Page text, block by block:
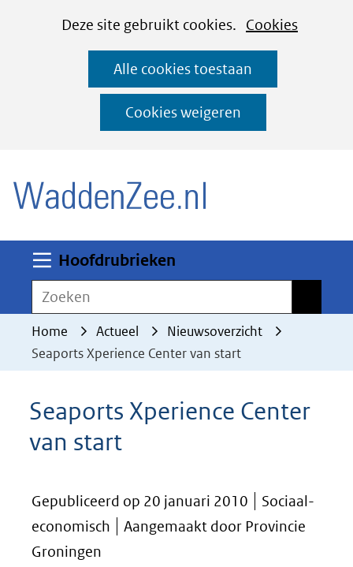
CookiesDeze site gebruikt cookies. Cookies
deze
worden
toegestaan
geweigerd.
Alle cookies toestaan
Cookies weigeren
Ga
naar
de
inhoud
Hoofdrubrieken
Zoeken
Home Actueel
Nieuwsoverzicht
Seaports Xperience Center van start
Seaports Xperience Center
van start
Gepubliceerd op 20 januari 2010
Sociaal-
economisch
Aangemaakt door Provincie
Groningen